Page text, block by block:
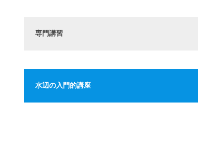
専門講習
水辺の入門的講座